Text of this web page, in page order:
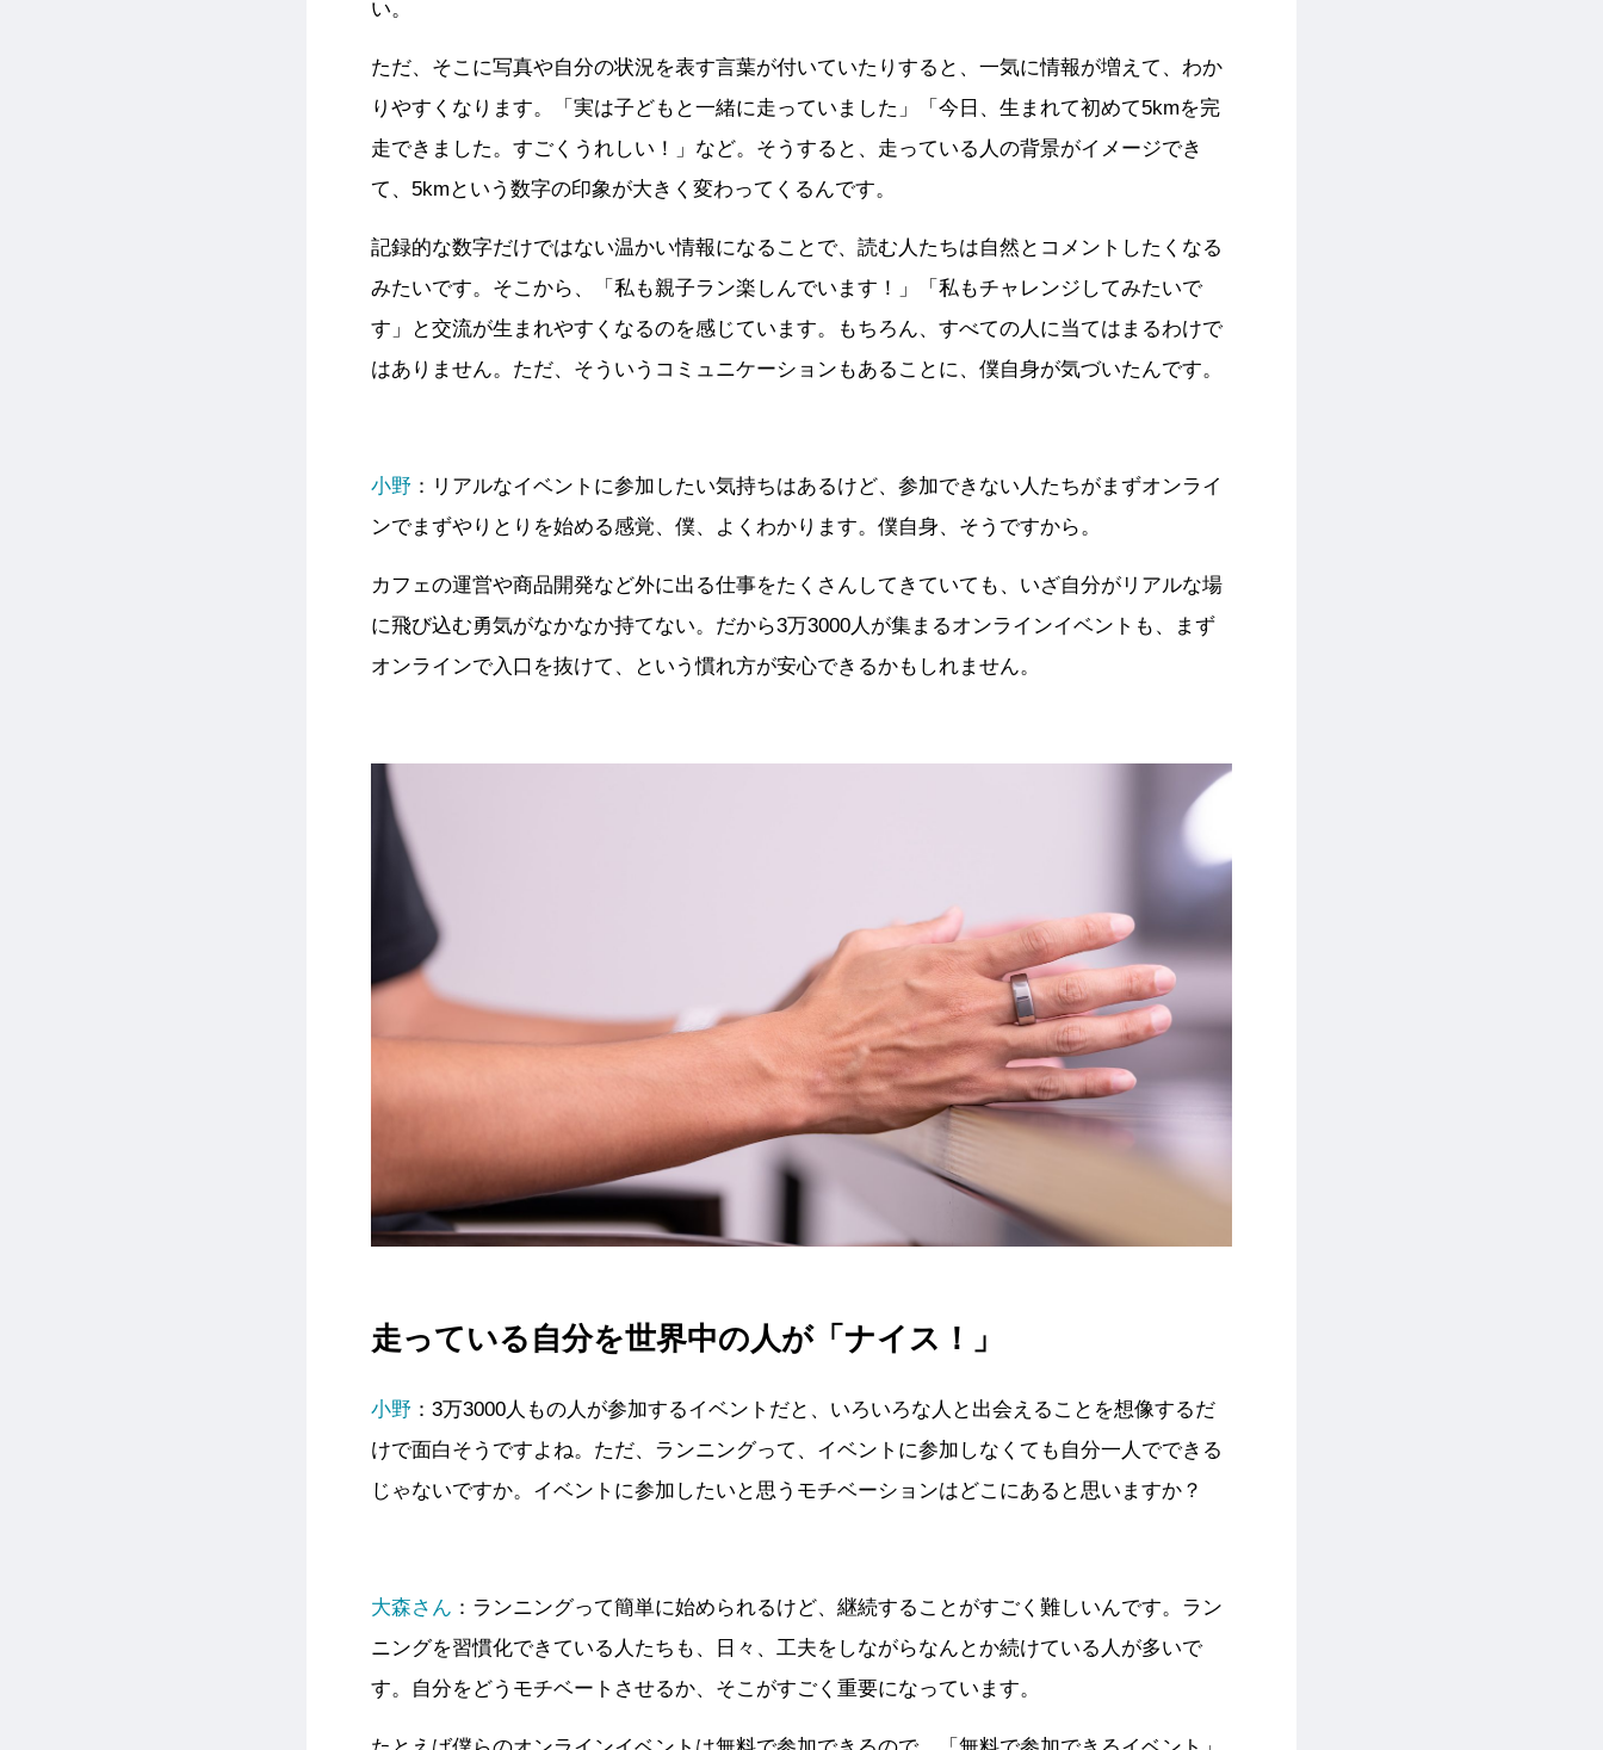
い。
ただ、そこに写真や自分の状況を表す言葉が付いていたりすると、一気に情報が増えて、わか
りやすくなります。「実は子どもと一緒に走っていました」「今日、生まれて初めて5kmを完
走できました。すごくうれしい！」など。そうすると、走っている人の背景がイメージでき
て、5kmという数字の印象が大きく変わってくるんです。
記録的な数字だけではない温かい情報になることで、読む人たちは自然とコメントしたくなる
みたいです。そこから、「私も親子ラン楽しんでいます！」「私もチャレンジしてみたいで
す」と交流が生まれやすくなるのを感じています。もちろん、すべての人に当てはまるわけで
はありません。ただ、そういうコミュニケーションもあることに、僕自身が気づいたんです。
小野 ：リアルなイベントに参加したい気持ちはあるけど、参加できない人たちがまずオンライ
ンでまずやりとりを始める感覚、僕、よくわかります。僕自身、そうですから。
カフェの運営や商品開発など外に出る仕事をたくさんしてきていても、いざ自分がリアルな場
に飛び込む勇気がなかなか持てない。だから3万3000人が集まるオンラインイベントも、まず
オンラインで入口を抜けて、という慣れ方が安心できるかもしれません。
走っている自分を世界中の人が「ナイス！」
小野 ：3万3000人もの人が参加するイベントだと、いろいろな人と出会えることを想像するだ
けで面白そうですよね。ただ、ランニングって、イベントに参加しなくても自分一人でできる
じゃないですか。イベントに参加したいと思うモチベーションはどこにあると思いますか？
大森さん ：ランニングって簡単に始められるけど、継続することがすごく難しいんです。ラン
ニングを習慣化できている人たちも、日々、工夫をしながらなんとか続けている人が多いで
す。自分をどうモチベートさせるか、そこがすごく重要になっています。